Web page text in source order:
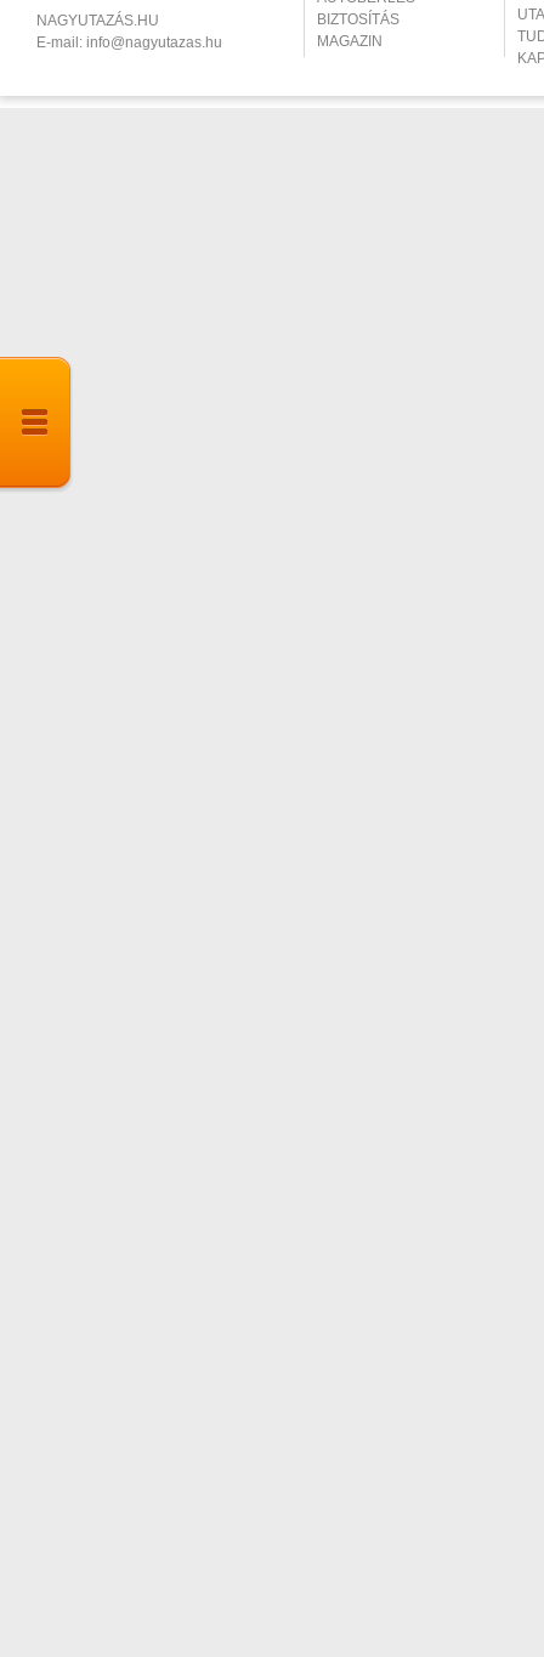
NAGYUTAZÁS.HU
E-mail: info@nagyutazas.hu
BIZTOSÍTÁS
MAGAZIN